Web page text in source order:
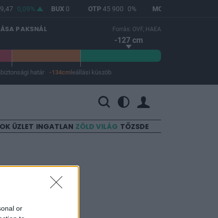
or
0,09% BUX0 OTP45 900 0% MOL
PAKSNÁL Forrás: OVF, HAEA
-127 cm
biztonsági határ -134cm leállási küszöb
ÜZLET INGATLAN ZÖLD VILÁG TŐZSDE
euró